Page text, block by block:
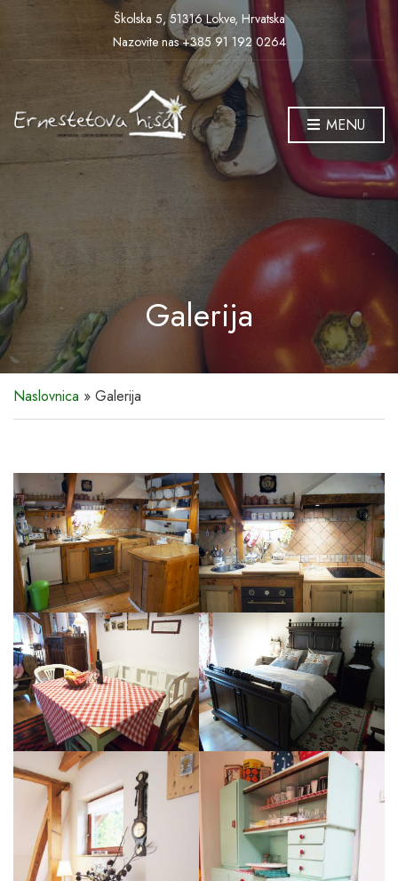
Školska 5, 51316 Lokve, Hrvatska
Nazovite nas +385 91 192 0264
MENU
Galerija
Naslovnica » Galerija